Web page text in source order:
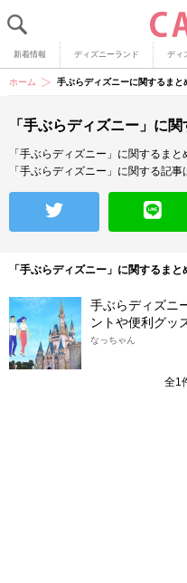
新着情報 ディズニーランド ディ
ホーム 手ぶらディズニーに関するまと
「手ぶらディズニー」に
「手ぶらディズニー」に関するまと
「手ぶらディズニー」に関する記
「手ぶらディズニー」に関するまと
手ぶらディズニ
ントや便利グッ
なっちゃん
全1